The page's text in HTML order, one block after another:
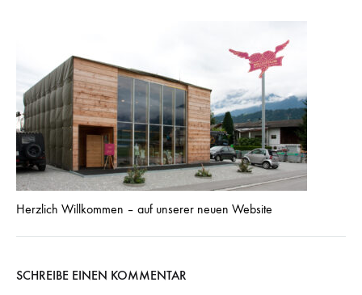
Herzlich Willkommen – auf unserer neuen Website
SCHREIBE EINEN KOMMENTAR